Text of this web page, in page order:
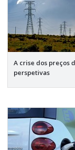
A crise dos preços
perspetivas